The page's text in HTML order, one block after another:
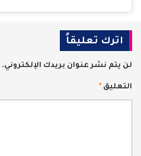
اترك تعليقاً
لن يتم نشر عنوان بريدك الإلكتروني.
التعليق *